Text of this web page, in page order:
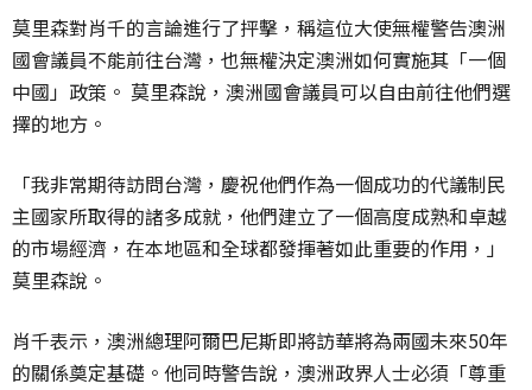
莫里森對肖千的言論進行了抨擊，稱這位大使無權警告澳洲
國會議員不能前往台灣，也無權決定澳洲如何實施其「一個
中國」政策。 莫里森說，澳洲國會議員可以自由前往他們選
擇的地方。
「我非常期待訪問台灣，慶祝他們作為一個成功的代議制民
主國家所取得的諸多成就，他們建立了一個高度成熟和卓越
的市場經濟，在本地區和全球都發揮著如此重要的作用，」
莫里森說。
肖千表示，澳洲總理阿爾巴尼斯即將訪華將為兩國未來50年
的關係奠定基礎。他同時警告說，澳洲政界人士必須「尊重